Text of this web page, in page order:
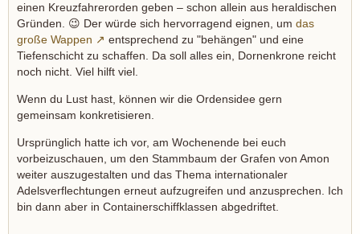
einen Kreuzfahrerorden geben – schon allein aus heraldischen
Gründen. 😉 Der würde sich hervorragend eignen, um das
große Wappen
entsprechend zu "behängen" und eine
Tiefenschicht zu schaffen. Da soll alles ein, Dornenkrone reicht
noch nicht. Viel hilft viel.
Wenn du Lust hast, können wir die Ordensidee gern
gemeinsam konkretisieren.
Ursprünglich hatte ich vor, am Wochenende bei euch
vorbeizuschauen, um den Stammbaum der Grafen von Amon
weiter auszugestalten und das Thema internationaler
Adelsverflechtungen erneut aufzugreifen und anzusprechen. Ich
bin dann aber in Containerschiffklassen abgedriftet.